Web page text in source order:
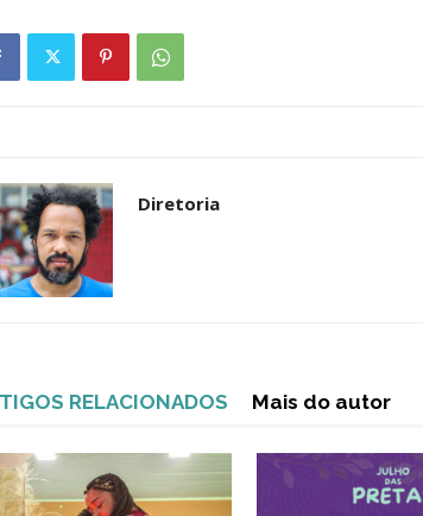
Diretoria
RELACIONADOS Mais do autor